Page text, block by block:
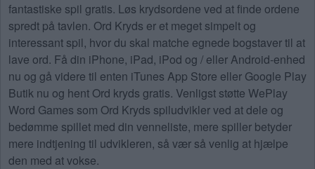
fantastiske spil gratis. Løs krydsordene ved at finde ordene
spredt på tavlen. Ord Kryds er et meget simpelt og
interessant spil, hvor du skal matche egnede bogstaver til at
lave ord. Få din iPhone, iPad, iPod og / eller Android-enhed
nu og gå videre til enten iTunes App Store eller Google Play
Butik nu og hent Ord kryds gratis. Venligst støtte WePlay
Word Games som Ord Kryds spiludvikler ved at dele og
bedømme spillet med din venneliste, mere spiller betyder
mere indtjening til udvikleren, så vær så venlig at hjælpe
den med at vokse.